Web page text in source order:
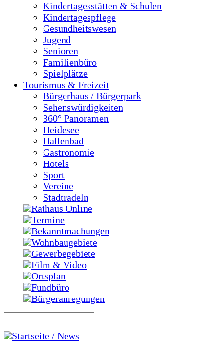
Kindertagesstätten & Schulen
Kindertagespflege
Gesundheitswesen
Jugend
Senioren
Familienbüro
Spielplätze
Tourismus & Freizeit
Bürgerhaus / Bürgerpark
Sehenswürdigkeiten
360° Panoramen
Heidesee
Hallenbad
Gastronomie
Hotels
Sport
Vereine
Stadtradeln
Rathaus Online
Termine
Bekanntmachungen
Wohnbaugebiete
Gewerbegebiete
Film & Video
Ortsplan
Fundbüro
Bürgeranregungen
Startseite / News